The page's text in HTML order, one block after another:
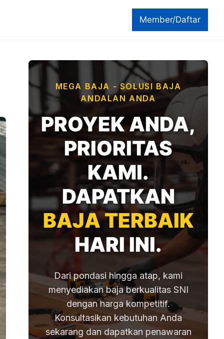
Member/Daftar
MEGA BAJA - SOLUSI BAJA
ANDALAN ANDA
PROYEK ANDA,
PRIORITAS
KAMI.
DAPATKAN
BAJA TERBAIK
HARI INI.
Dari pondasi hingga atap, kami
menyediakan baja berkualitas SNI
dengan harga kompetitif.
Konsultasikan kebutuhan Anda
sekarang dan dapatkan penawaran